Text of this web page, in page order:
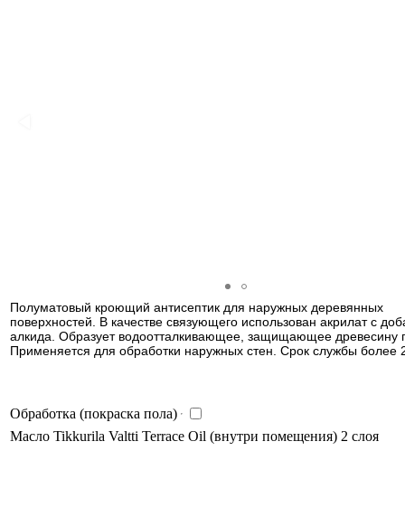
Полуматовый кроющий антисептик для наружных деревянных
поверхностей. В качестве связующего использован акрилат с
алкида. Образует водоотталкивающее, защищающее древесину
Применяется для обработки наружных стен. Срок службы более
Обработка (покраска пола)
Масло Tikkurila Valtti Terrace Oil (внутри помещения) 2 слоя